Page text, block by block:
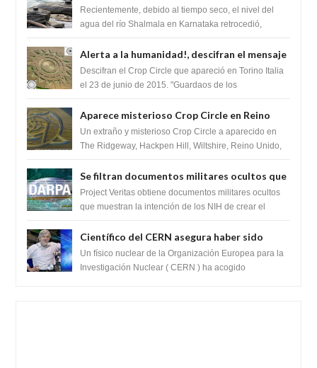
impresionante hallazgo de miles de Shiva
Lingas
Recientemente, debido al tiempo seco, el nivel del
agua del río Shalmala en Karnataka retrocedió,
Alerta a la humanidad!, descifran el mensaje
del Crop Circle de Torino ,Italia
Descifran el Crop Circle que apareció en Torino Italia
el 23 de junio de 2015. "Guardaos de los
Aparece misterioso Crop Circle en Reino
Unido 23 de junio 2016
Un extraño y misterioso Crop Circle a aparecido en
The Ridgeway, Hackpen Hill, Wiltshire, Reino Unido,
Se filtran documentos militares ocultos que
muestran la intención de los NIH de crear el
SARS-CoV-2, utilizando la investigación de
Project Veritas obtiene documentos militares ocultos
que muestran la intención de los NIH de crear el
Científico del CERN asegura haber sido
ayudado por seres de luz durante una
prueba del Colisionador de Hadrones
Un físico nuclear de la Organización Europea para la
Investigación Nuclear ( CERN ) ha acogido